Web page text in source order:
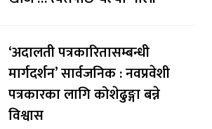
‘अदालती पत्रकारितासम्बन्धी
मार्गदर्शन’ सार्वजनिक : नवप्रवेशी
पत्रकारका लागि कोशेढुङ्गा बन्ने
विश्वास